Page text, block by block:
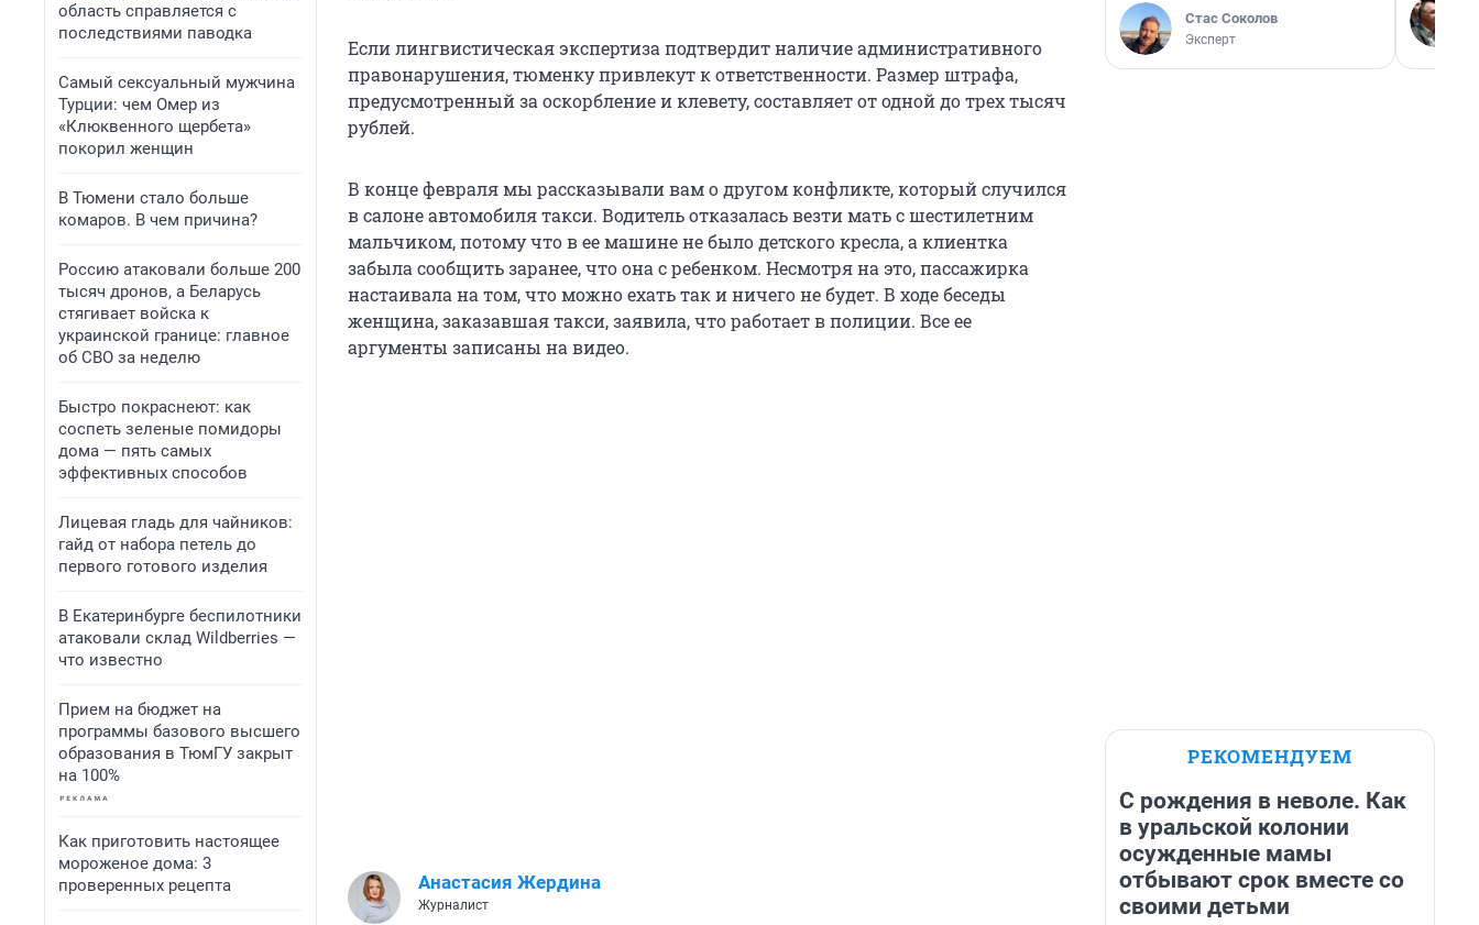
область справляется с
последствиями паводка
Самый сексуальный мужчина
Турции: чем Омер из
«Клюквенного щербета»
покорил женщин
В Тюмени стало больше
комаров. В чем причина?
Россию атаковали больше 200
тысяч дронов, а Беларусь
стягивает войска к
украинской границе: главное
об СВО за неделю
Быстро покраснеют: как
соспеть зеленые помидоры
дома — пять самых
эффективных способов
Лицевая гладь для чайников:
гайд от набора петель до
первого готового изделия
В Екатеринбурге беспилотники
атаковали склад Wildberries —
что известно
Прием на бюджет на
программы базового высшего
образования в ТюмГУ закрыт
на 100%
Как приготовить настоящее
мороженое дома: 3
проверенных рецепта
Если лингвистическая экспертиза подтвердит наличие административного
правонарушения, тюменку привлекут к ответственности. Размер штрафа,
предусмотренный за оскорбление и клевету, составляет от одной до трех тысяч
рублей.
В конце февраля мы рассказывали вам о другом конфликте, который случился
в салоне автомобиля такси. Водитель отказалась везти мать с шестилетним
мальчиком, потому что в ее машине не было детского кресла, а клиентка
забыла сообщить заранее, что она с ребенком. Несмотря на это, пассажирка
настаивала на том, что можно ехать так и ничего не будет. В ходе беседы
женщина, заказавшая такси, заявила, что работает в полиции. Все ее
аргументы записаны на видео.
Анастасия Жердина
Журналист
Стас Соколов
Эксперт
РЕКОМЕНДУЕМ
С рождения в неволе. Как
в уральской колонии
осужденные мамы
отбывают срок вместе со
своими детьми